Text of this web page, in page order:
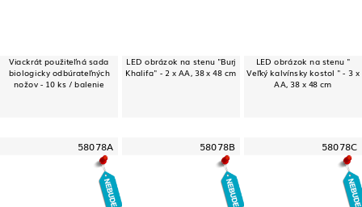
Viackrát použiteľná sada
biologicky odbúrateľných
nožov - 10 ks / balenie
LED obrázok na stenu "Burj
Khalifa" - 2 x AA, 38 x 48 cm
LED obrázok na stenu "
Veľký kalvínsky kostol " - 3 x
AA, 38 x 48 cm
58078A 58078B 58078C